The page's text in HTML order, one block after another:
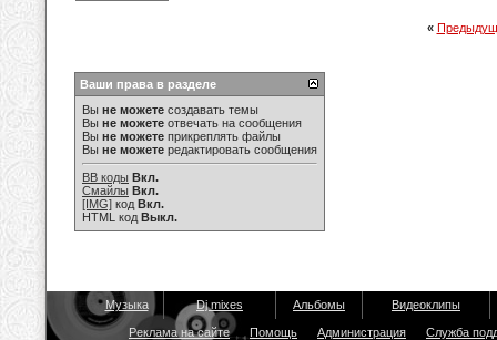
«
Ваши права в разделе
Вы не можете создавать темы
Вы не можете отвечать на сообщения
Вы не можете прикреплять файлы
Вы не можете редактировать сообщения
BB коды Вкл.
Смайлы Вкл.
[IMG] код Вкл.
HTML код Выкл.
Музыка Dj mixes Альбомы Видеоклипы
Реклама на сайте Помощь Администрация Служба